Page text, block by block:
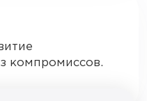
компромиссов.